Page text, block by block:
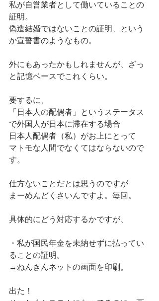
私が自営業者として働いていることの
証明。
偽造結婚ではないことの証明、という
か宣誓書のようなもの。
外にもあったかもしれませんが、ざっ
と記憶ベースでこれくらい。
要するに、
「日本人の配偶者」というステータス
で外国人が日本に滞在する場合
日本人配偶者（私）がお上にとって
マトモな人間でなくてはならないので
す。
仕方ないことだとは思うのですが
まーめんどくさいんですよ。毎回。
具体的にどう対応するかですが、
・私が国民年金を未納せずに払ってい
ることの証明。
→ねんきんネットの画面を印刷。
出た！